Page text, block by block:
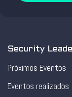
Security
Próximos Eventos
Eventos realizados